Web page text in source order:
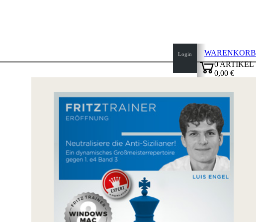
Login
WARENKORB
0ARTIKEL
0,00 €